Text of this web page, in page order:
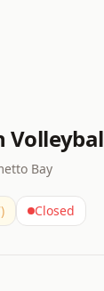
Bay
) Closed